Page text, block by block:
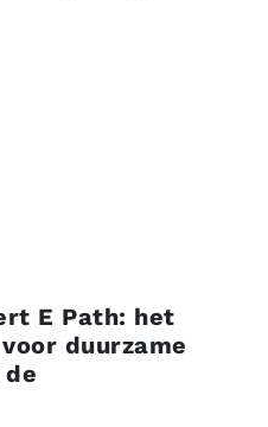
E Path: het
duurzame